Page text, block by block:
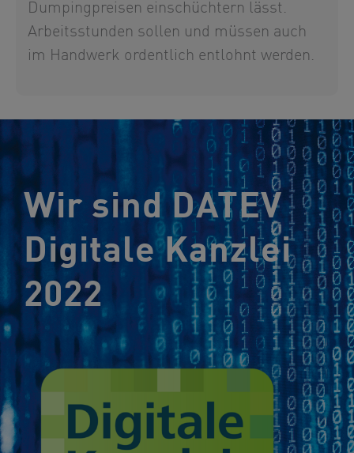
Dumpingpreisen einschüchtern lässt.
Arbeitsstunden sollen und müssen auch
im Handwerk ordentlich entlohnt werden.
Wir sind DATEV
Digitale Kanzlei
2022